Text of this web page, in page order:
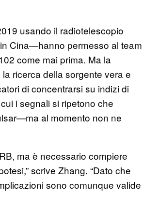
usando il radiotelescopio
Cina—hanno permesso al team
come mai prima. Ma la
ricerca della sorgente vera e
di concentrarsi su indizi di
i segnali si ripetono che
al momento non ne
ma è necessario compiere
scrive Zhang. “Dato che
sono comunque valide